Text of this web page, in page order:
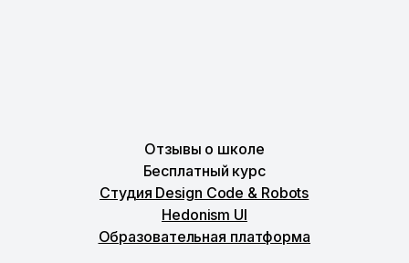
Отзывы о школе
Бесплатный курс
Студия Design Code & Robots
Hedonism UI
Образовательная платформа